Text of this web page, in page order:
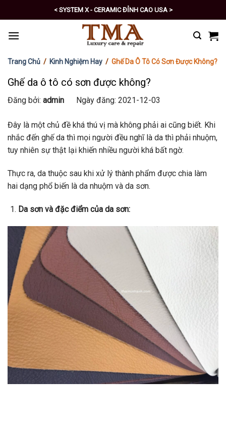
to
content
< PRO - TỰ CHĂM SÓC XE SỐ 1 >
Trang Chủ / Kinh Nghiệm Hay / Ghế Da Ô Tô Có Sơn Được Không?
Ghế da ô tô có sơn được không?
Đăng bởi: admin Ngày đăng: 2021-12-03
Đây là một chủ đề khá thú vị mà không phải ai cũng biết. Khi
nhắc đến ghế da thì mọi người đều nghĩ là da thì phải nhuộm,
tuy nhiên sự thật lại khiến nhiều người khá bất ngờ.
Thực ra, da thuộc sau khi xử lý thành phẩm được chia làm
hai dạng phổ biến là da nhuộm và da sơn.
Da sơn và đặc điểm của da sơn: